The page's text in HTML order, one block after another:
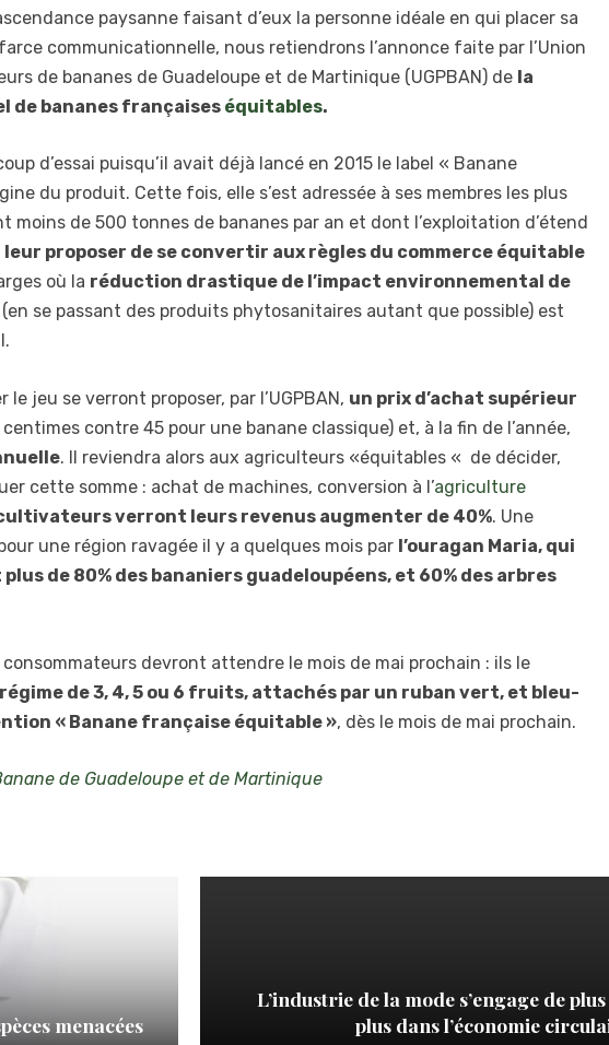
paysanne faisant d’eux la personne idéale en qui placer sa
communicationnelle, nous retiendrons l’annonce faite par l’Union
de bananes de Guadeloupe et de Martinique (UGPBAN) de la
de bananes françaises équitables.
d’essai puisqu’il avait déjà lancé en 2015 le label « Banane
du produit. Cette fois, elle s’est adressée à ses membres les plus
moins de 500 tonnes de bananes par an et dont l’exploitation d’étend
leur proposer de se convertir aux règles du commerce équitable
où la réduction drastique de l’impact environnemental de
se passant des produits phytosanitaires autant que possible) est
jeu se verront proposer, par l’UGPBAN, un prix d’achat supérieur
centimes contre 45 pour une banane classique) et, à la fin de l’année,
. Il reviendra alors aux agriculteurs «équitables « de décider,
cette somme : achat de machines, conversion à l’agriculture
verront leurs revenus augmenter de 40%. Une
une région ravagée il y a quelques mois par l’ouragan Maria, qui
de 80% des bananiers guadeloupéens, et 60% des arbres
devront attendre le mois de mai prochain : ils le
de 3, 4, 5 ou 6 fruits, attachés par un ruban vert, et bleu-
« Banane française équitable », dès le mois de mai prochain.
de Guadeloupe et de Martinique
menacées
L’industrie de la mode s’engage de
plus dans l’économie